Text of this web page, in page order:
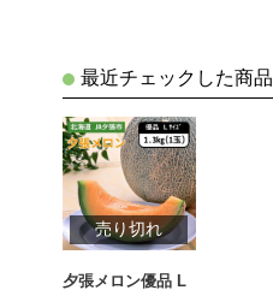
最近チェックした商品
売り切れ
夕張メロン優品 L